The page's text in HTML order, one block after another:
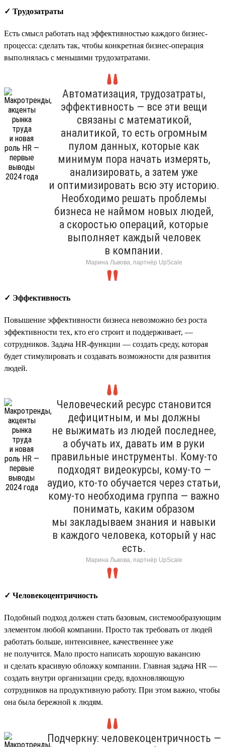
✓ Трудозатраты
Есть смысл работать над эффективностью каждого бизнес-
процесса: сделать так, чтобы конкретная бизнес-операция
выполнялась с меньшими трудозатратами.
Автоматизация, трудозатраты,
эффективность — все эти вещи
связаны с математикой,
аналитикой, то есть огромным
пулом данных, которые как
минимум пора начать измерять,
анализировать, а затем уже
и оптимизировать всю эту историю.
Необходимо решать проблемы
бизнеса не наймом новых людей,
а скоростью операций, которые
выполняет каждый человек
в компании.
Марина Львова, партнёр UpScale
✓ Эффективность
Повышение эффективности бизнеса невозможно без роста
эффективности тех, кто его строит и поддерживает, —
сотрудников. Задача HR-функции — создать среду, которая
будет стимулировать и создавать возможности для развития
людей.
Человеческий ресурс становится
дефицитным, и мы должны
не выжимать из людей последнее,
а обучать их, давать им в руки
правильные инструменты. Кому-то
подходят видеокурсы, кому-то —
аудио, кто-то обучается через статьи,
кому-то необходима группа — важно
понимать, каким образом
мы закладываем знания и навыки
в каждого человека, который у нас
есть.
Марина Львова, партнёр UpScale
✓ Человекоцентричность
Подобный подход должен стать базовым, системообразующим
элементом любой компании. Просто так требовать от людей
работать больше, интенсивнее, качественнее уже
не получится. Мало просто написать хорошую вакансию
и сделать красивую обложку компании. Главная задача HR —
создать внутри организации среду, вдохновляющую
сотрудников на продуктивную работу. При этом важно, чтобы
она была бережной к людям.
Подчеркну: человекоцентричность —